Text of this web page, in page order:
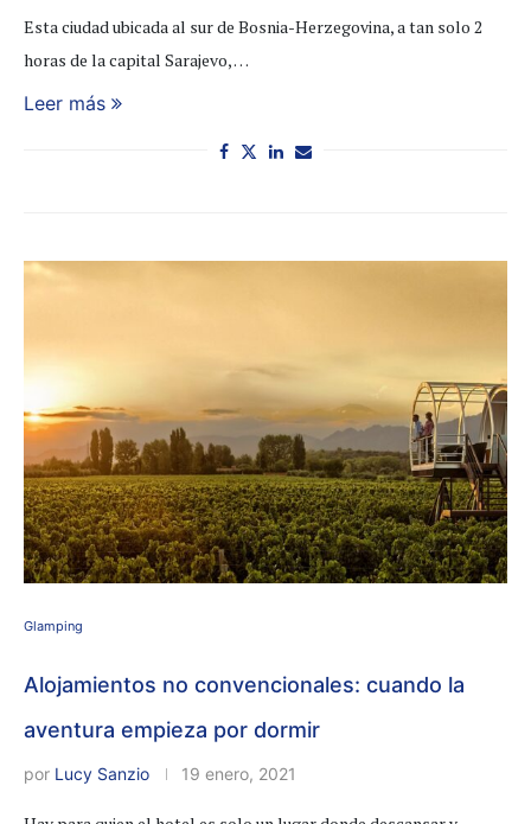
Esta ciudad ubicada al sur de Bosnia-Herzegovina, a tan solo 2
horas de la capital Sarajevo, …
Leer más
Glamping
Alojamientos no convencionales: cuando la
aventura empieza por dormir
por Lucy Sanzio 19 enero, 2021